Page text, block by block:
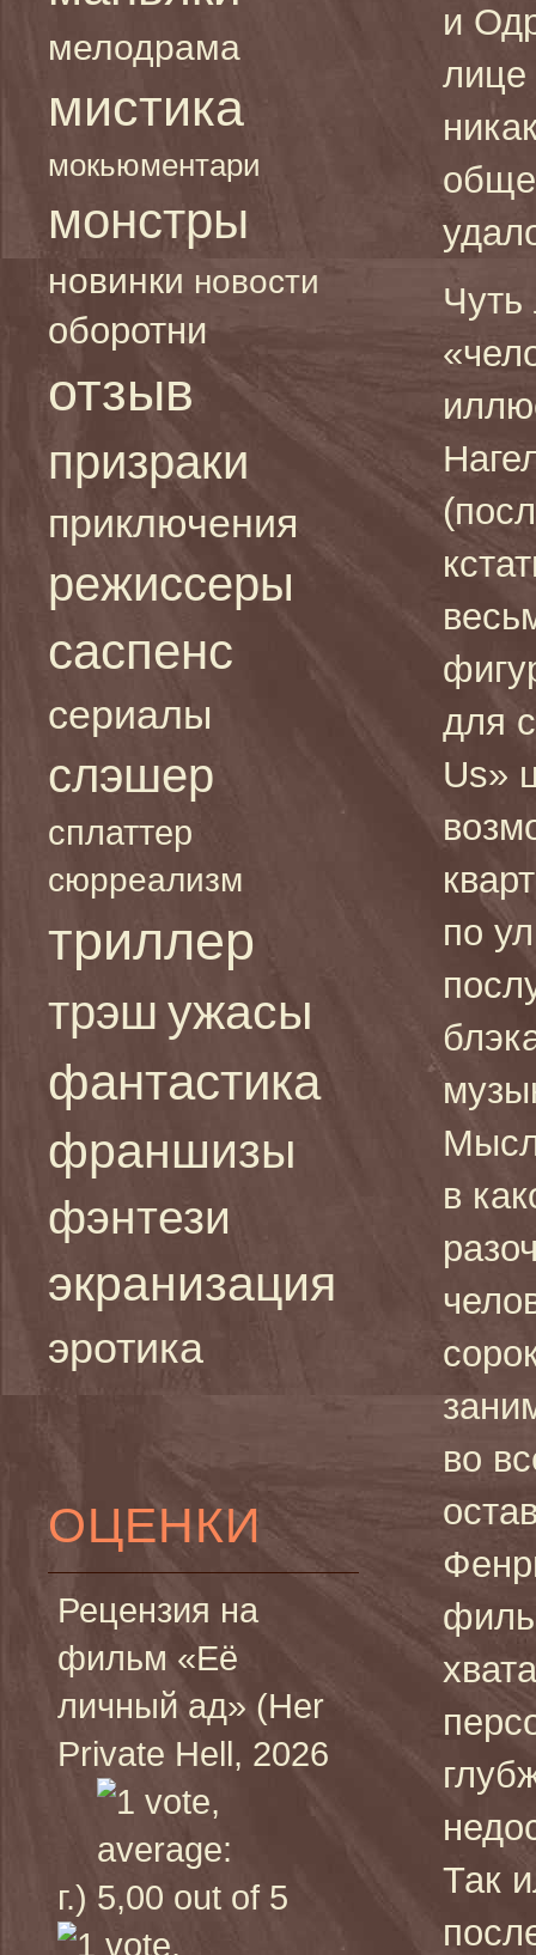
мелодрама
мистика
мокьюментари
монстры
новинки новости
оборотни
отзыв
призраки
приключения
режиссеры
саспенс
сериалы
слэшер
сплаттер
сюрреализм
триллер
трэш ужасы
фантастика
франшизы
фэнтези
экранизация
эротика
ОЦЕНКИ
Рецензия на
фильм «Её
личный ад» (Her
Private Hell, 2026
г.)
и
лице
Чуть
для
Us»
по
в
во
Так